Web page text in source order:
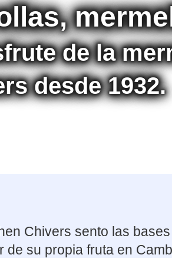
de la
desde 1932.
Chivers sento las
de su propia fruta en